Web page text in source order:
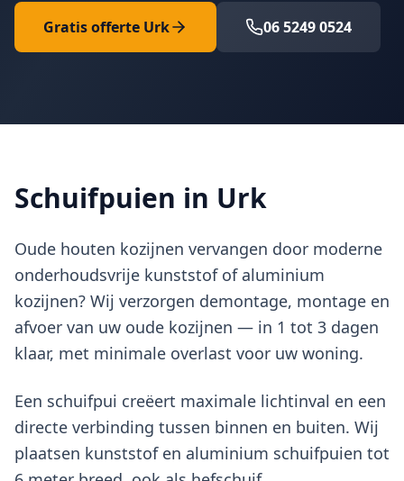
Gratis offerte Urk 06 5249 0524
Schuifpuien in Urk
Oude houten kozijnen vervangen door moderne
onderhoudsvrije kunststof of aluminium
kozijnen? Wij verzorgen demontage, montage en
afvoer van uw oude kozijnen — in 1 tot 3 dagen
klaar, met minimale overlast voor uw woning.
Een schuifpui creëert maximale lichtinval en een
directe verbinding tussen binnen en buiten. Wij
plaatsen kunststof en aluminium schuifpuien tot